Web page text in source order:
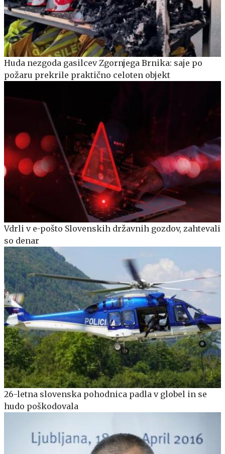
Huda nezgoda gasilcev Zgornjega Brnika: saje po
požaru prekrile praktično celoten objekt
Vdrli v e-pošto Slovenskih državnih gozdov, zahtevali
so denar
26-letna slovenska pohodnica padla v globel in se
hudo poškodovala